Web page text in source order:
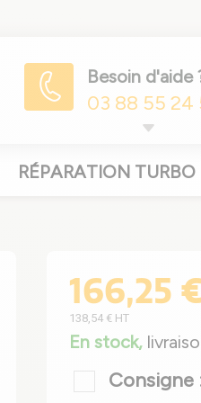
Besoin d'aide
03 88 55 24
RÉPARATION TURBO
166,25
138,54 € HT
En stock,
Consigne